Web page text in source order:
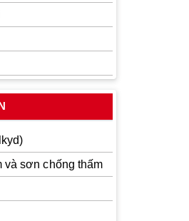
và sơn chống thấm